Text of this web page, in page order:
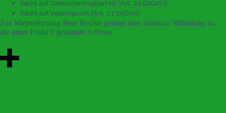
Recht auf Datenübertragbarkeit (Art. 20 DSGVO)
Recht auf Widerspruch (Art. 21 DSGVO)
Zur Wahrnehmung Ihrer Rechte genügt eine formlose Mitteilung an
die unter Punkt 1 genannte Adresse.